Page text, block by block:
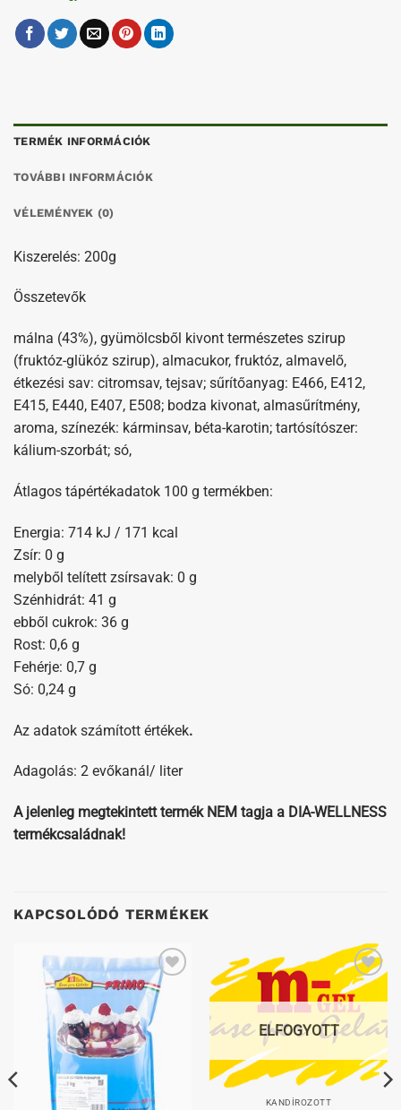
TERMÉK INFORMÁCIÓK
TOVÁBBI INFORMÁCIÓK
VÉLEMÉNYEK (0)
Kiszerelés: 200g
Összetevők
málna (43%), gyümölcsből kivont természetes szirup
(fruktóz-glükóz szirup), almacukor, fruktóz, almavelő,
étkezési sav: citromsav, tejsav; sűrítőanyag: E466, E412,
E415, E440, E407, E508; bodza kivonat, almasűrítmény,
aroma, színezék: kárminsav, béta-karotin; tartósítószer:
kálium-szorbát; só,
Átlagos tápértékadatok 100 g termékben:
Energia: 714 kJ / 171 kcal
Zsír: 0 g
melyből telített zsírsavak: 0 g
Szénhidrát: 41 g
ebből cukrok: 36 g
Rost: 0,6 g
Fehérje: 0,7 g
Só: 0,24 g
Az adatok számított értékek.
Adagolás: 2 evőkanál/ liter
A jelenleg megtekintett termék NEM tagja a DIA-WELLNESS
termékcsaládnak!
KAPCSOLÓDÓ TERMÉKEK
Kedvenceimhez Kedvenceimhez
ELFOGYOTT
KANDÍROZOTT